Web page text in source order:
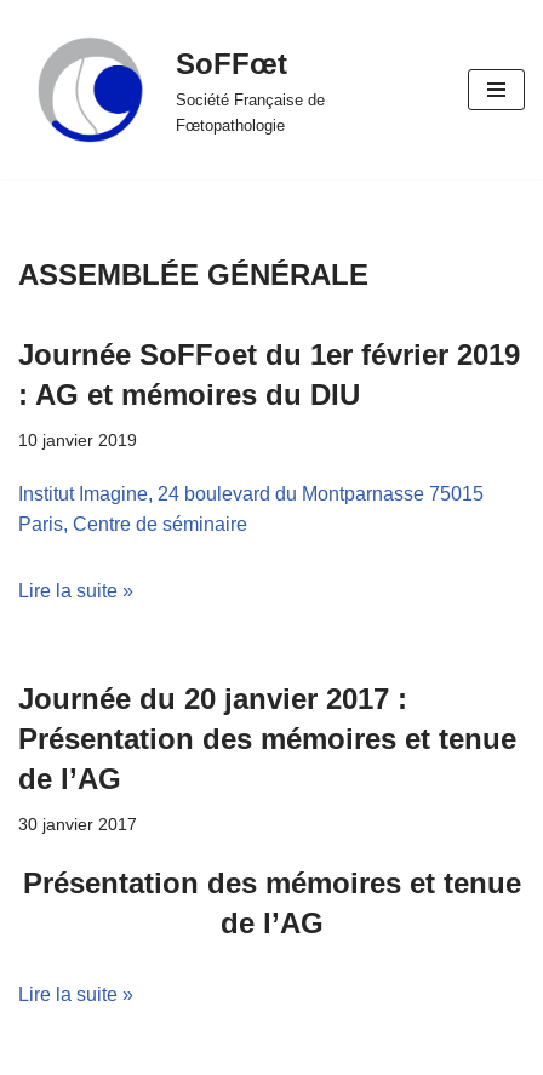
Aller
au
contenu
SoFFœt
Société Française de
Fœtopathologie
ASSEMBLÉE GÉNÉRALE
Journée SoFFoet du 1er février 2019
: AG et mémoires du DIU
10 janvier 2019
Institut Imagine, 24 boulevard du Montparnasse 75015
Paris, Centre de séminaire
Lire la suite »
Journée du 20 janvier 2017 :
Présentation des mémoires et tenue
de l’AG
30 janvier 2017
Présentation des mémoires et tenue
de l’AG
Lire la suite »